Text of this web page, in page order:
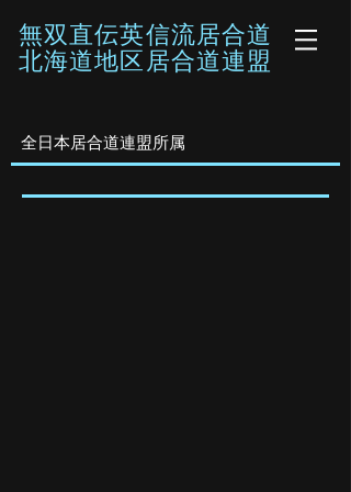
無双直伝英信流居合道
​北海道地区居合道連盟
全日本居合道連盟所属